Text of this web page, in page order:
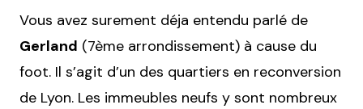
Vous avez surement déja entendu parlé de
Gerland (7ème arrondissement) à cause du
foot. Il s’agit d’un des quartiers en reconversion
de Lyon. Les immeubles neufs y sont nombreux